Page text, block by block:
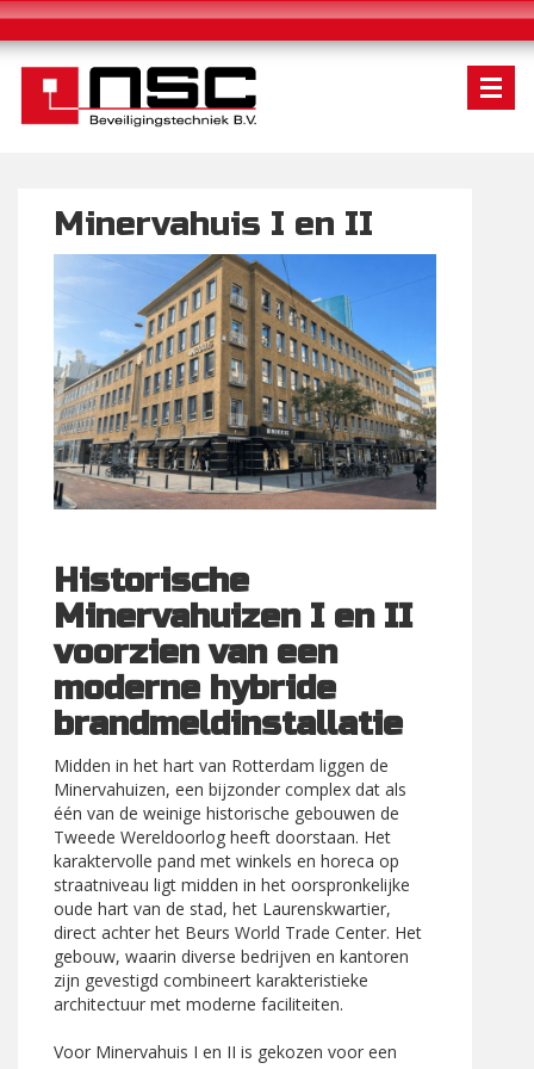
Minervahuis I en II
Historische
Minervahuizen I en II
voorzien van een
moderne hybride
brandmeldinstallatie
Midden in het hart van Rotterdam liggen de
Minervahuizen, een bijzonder complex dat als
één van de weinige historische gebouwen de
Tweede Wereldoorlog heeft doorstaan. Het
karaktervolle pand met winkels en horeca op
straatniveau ligt midden in het oorspronkelijke
oude hart van de stad, het Laurenskwartier,
direct achter het Beurs World Trade Center. Het
gebouw, waarin diverse bedrijven en kantoren
zijn gevestigd combineert karakteristieke
architectuur met moderne faciliteiten.
Voor Minervahuis I en II is gekozen voor een